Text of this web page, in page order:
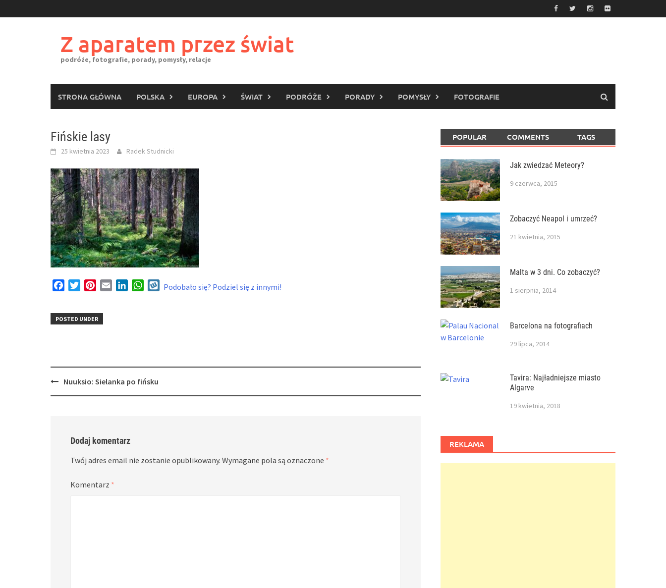
to
Z aparatem przez świat
podróże, fotografie, porady, pomysły, relacje
STRONA GŁÓWNA POLSKA EUROPA ŚWIAT PODRÓŻE PORADY POMYSŁY FOTOGRAFIE
Fińskie lasy
25 kwietnia 2023 Radek Studnicki
FacebookTwitterPinterest
Email LinkedInWhatsApp
Wykop
Podobało się? Podziel się z innymi!
POSTED UNDER
PostNuuksio: Sielanka po fińsku
Dodaj komentarz
Twój adres email nie zostanie opublikowany. Wymagane pola są oznaczone *
Komentarz *
POPULAR COMMENTS TAGS
Jak zwiedzać Meteory?
9 czerwca, 2015
Zobaczyć Neapol i umrzeć?
21 kwietnia, 2015
Malta w 3 dni. Co zobaczyć?
1 sierpnia, 2014
Barcelona na fotografiach
29 lipca, 2014
Tavira: Najładniejsze miasto
Algarve
19 kwietnia, 2018
REKLAMA